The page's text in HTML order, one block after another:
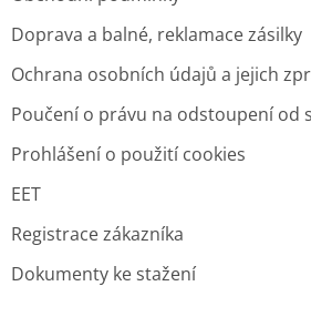
Doprava a balné, reklamace zásilky
Ochrana osobních údajů a jejich
Poučení o právu na odstoupení od
Prohlášení o použití cookies
EET
Registrace zákazníka
Dokumenty ke stažení